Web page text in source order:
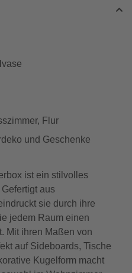
Flur
und Geschenke
ist ein stilvolles
aus
sie durch ihre
jedem Raum einen
Mit ihren Maßen von
auf Sideboards, Tische
Kugelform macht